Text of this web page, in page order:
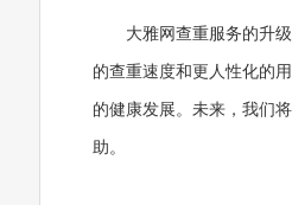
大雅网查重服务的升
的查重速度和更人性化的
的健康发展。未来，我们
助。